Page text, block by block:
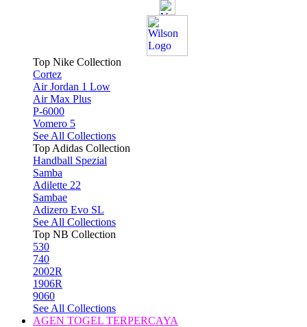
Top Nike Collection
Cortez
Air Jordan 1 Low
Air Max Plus
P-6000
Vomero 5
See All Collections
Top Adidas Collection
Handball Spezial
Samba
Adilette 22
Sambae
Adizero Evo SL
See All Collections
Top NB Collection
530
740
2002R
1906R
9060
See All Collections
AGEN TOGEL TERPERCAYA